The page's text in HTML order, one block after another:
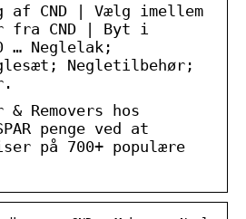
af CND | Vælg imellem
fra CND | Byt i
Neglelak;
Negletilbehør;
& Removers hos
penge ved at
på 700+ populære